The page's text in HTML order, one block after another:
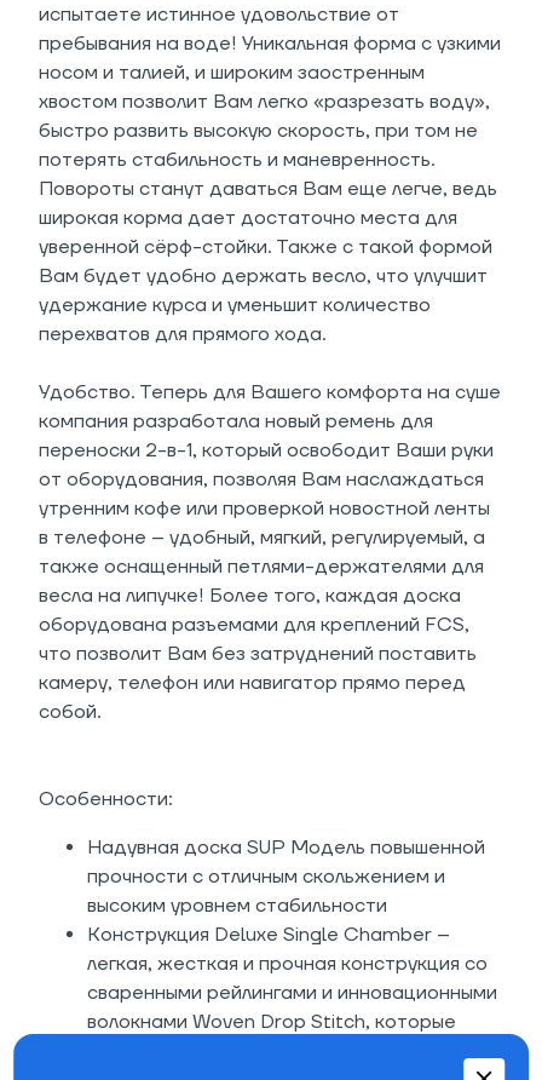
испытаете истинное удовольствие от
пребывания на воде! Уникальная форма с узкими
носом и талией, и широким заостренным
хвостом позволит Вам легко «разрезать воду»,
быстро развить высокую скорость, при том не
потерять стабильность и маневренность.
Повороты станут даваться Вам еще легче, ведь
широкая корма дает достаточно места для
уверенной сёрф-стойки. Также с такой формой
Вам будет удобно держать весло, что улучшит
удержание курса и уменьшит количество
перехватов для прямого хода.
Удобство. Теперь для Вашего комфорта на суше
компания разработала новый ремень для
переноски 2-в-1, который освободит Ваши руки
от оборудования, позволяя Вам наслаждаться
утренним кофе или проверкой новостной ленты
в телефоне – удобный, мягкий, регулируемый, а
также оснащенный петлями-держателями для
весла на липучке! Более того, каждая доска
оборудована разъемами для креплений FCS,
что позволит Вам без затруднений поставить
камеру, телефон или навигатор прямо перед
собой.
Особенности:
Надувная доска SUP Модель повышенной
прочности с отличным скольжением и
высоким уровнем стабильности
Конструкция Deluxe Single Chamber –
легкая, жесткая и прочная конструкция со
сваренными рейлингами и инновационными
волокнами Woven Drop Stitch, которые